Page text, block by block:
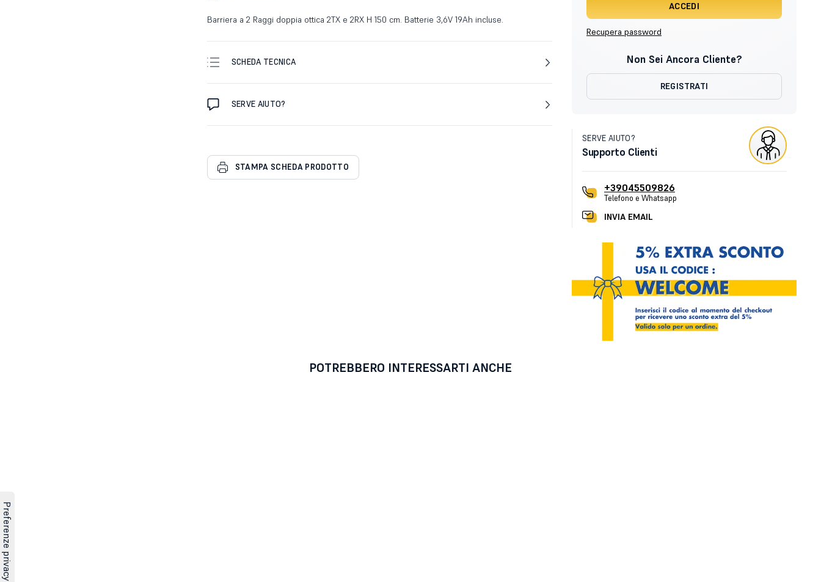
Barriera a 2 Raggi doppia ottica 2TX e 2RX H 150 cm. Batterie 3,6V 19Ah incluse.
SCHEDA TECNICA
SERVE AIUTO?
STAMPA SCHEDA PRODOTTO
ACCEDI
Recupera password
Non Sei Ancora Cliente?
REGISTRATI
SERVE AIUTO?
Supporto Clienti
+39045509826
Telefono e Whatsapp
INVIA EMAIL
POTREBBERO INTERESSARTI ANCHE